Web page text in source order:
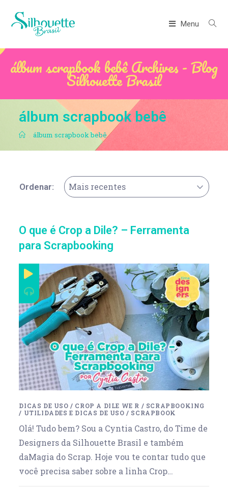
Menu
álbum scrapbook bebê Archives - Blog
Silhouette Brasil
álbum scrapbook bebê
. álbum scrapbook bebê
Ordenar: Mais recentes
O que é Crop a Dile? – Ferramenta
para Scrapbooking
DICAS DE USO / CROP A DILE WE R / SCRAPBOOKING
/ UTILIDADES E DICAS DE USO / SCRAPBOOK
Olá! Tudo bem? Sou a Cyntia Castro, do Time de
Designers da Silhouette Brasil e também
daMagia do Scrap. Hoje vou te contar tudo que
você precisa saber sobre a linha Crop…